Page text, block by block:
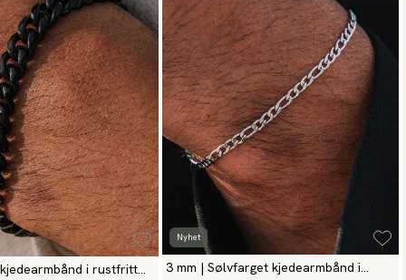
alternativer gir et mer
i rustfritt
Nyhet
3 mm | Sølvfarget kjedearmbånd i